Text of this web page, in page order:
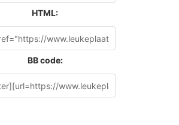
HTML:
BB code: